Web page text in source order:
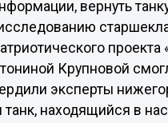
вернуть
Крупновой
эксперты
танк, находящийся в